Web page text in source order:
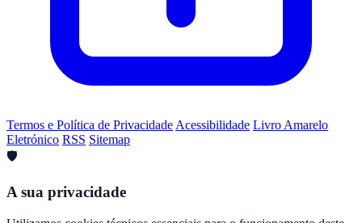
Termos e Política de Privacidade Acessibilidade Livro Amarelo
Eletrónico RSS Sitemap
🛡️
A sua privacidade